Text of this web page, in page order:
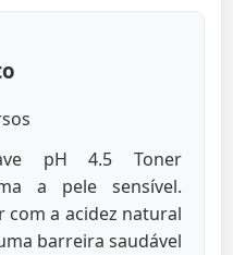
pH 4.5 Toner
a pele sensível.
a acidez natural
barreira saudável